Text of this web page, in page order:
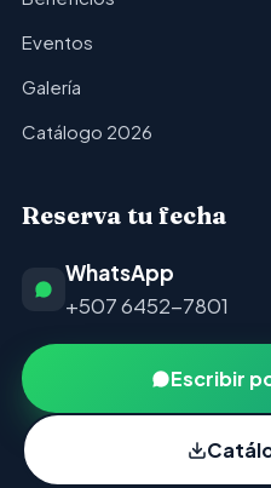
Eventos
Galería
Catálogo 2026
Reserva tu fecha
WhatsApp
+507 6452-7801
Escribir